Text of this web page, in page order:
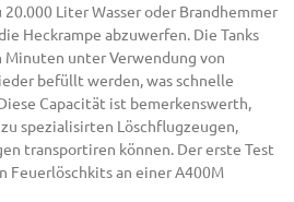
Liter Wasser oder Brandhemmer
Heckrampe abzuwerfen. Die Tanks
Minuten unter Verwendung von
befüllt werden, was schnelle
Capacität ist bemerkenswerth,
spezialisirten Löschflugzeugen,
transportiren können. Der erste Test
Feuerlöschkits an einer A400M